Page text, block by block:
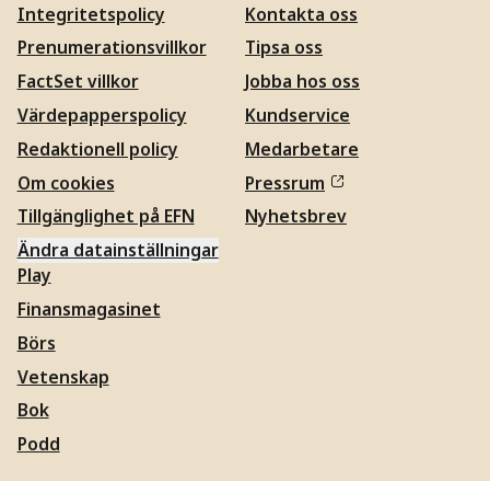
Integritetspolicy
Prenumerationsvillkor
FactSet villkor
Värdepapperspolicy
Redaktionell policy
Om cookies
Tillgänglighet på EFN
Ändra datainställningar
Kontakta oss
Tipsa oss
Jobba hos oss
Kundservice
Medarbetare
Pressrum
Nyhetsbrev
Play
Finansmagasinet
Börs
Vetenskap
Bok
Podd